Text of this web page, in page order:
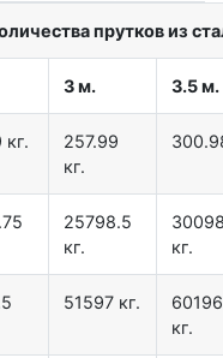
прутков из
3 м. 3.5 м.
кг.
257.99
кг.
25798.5
кг.
кг.
51597 кг.
кг.